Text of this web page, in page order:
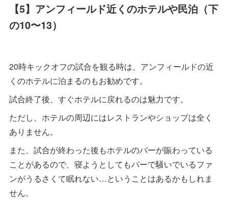
【5】アンフィールド近くのホテルや民泊（下
の10〜13）
20時キックオフの試合を観る時は、アンフィールドの近
くのホテルに泊まるのもお勧めです。
試合終了後、すぐホテルに戻れるのは魅力です。
ただし、ホテルの周辺にはレストランやショップは全く
ありません。
また、試合が終わった後もホテルのバーが賑わっている
ことがあるので、寝ようとしてもバーで騒いでいるファ
ンがうるさくて眠れない…ということはあるかもしれま
せん。